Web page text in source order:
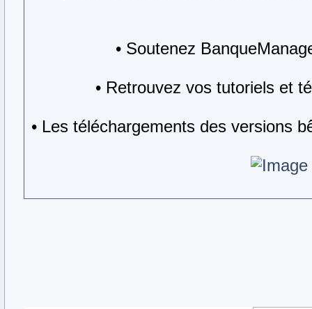
• Soutenez
• Retrouvez vos tutoriels et
• Les téléchargements des versions